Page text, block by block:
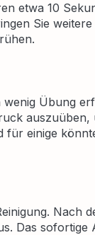
etwa 10
Sie
Übung
einige
Nach
Das sofortige